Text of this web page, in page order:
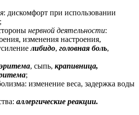
: дискомфорт при использовании
нервной деятельности:
изменения настроения,
либидо, головная боль,
, сыпь, крапивница,
;
изменение веса, задержка воды
аллергические реакции.